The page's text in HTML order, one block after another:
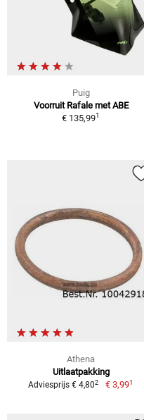
Puig
Voorruit Rafale met ABE
€ 135,991
Athena
Uitlaatpakking
Adviesprijs € 4,802 € 3,991